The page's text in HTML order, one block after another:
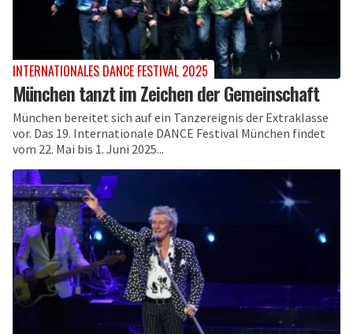
INTERNATIONALES DANCE FESTIVAL 2025
München tanzt im Zeichen der Gemeinschaft
München bereitet sich auf ein Tanzereignis der Extraklasse
vor. Das 19. Internationale DANCE Festival München findet
vom 22. Mai bis 1. Juni 2025...